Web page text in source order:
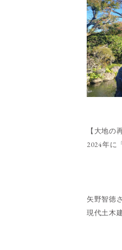
【大地の
2024年に
矢野智徳
現代土木